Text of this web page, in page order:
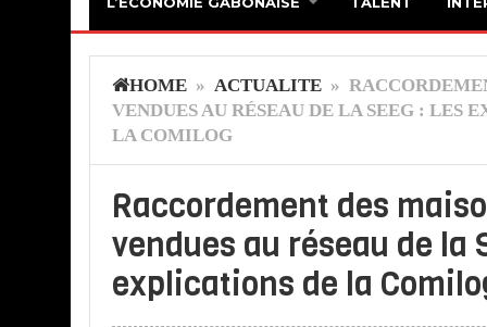
HOME » ACTUALITE »
VENDUES AU RÉSEAU DE LA SEEG : LES
LA COMILOG
Raccordement des
vendues au réseau de la
explications de la